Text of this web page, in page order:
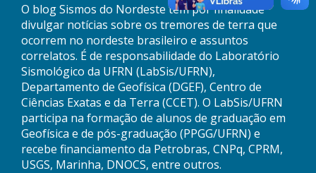
O blog Sismos do Nordeste tem por finalidade
divulgar notícias sobre os tremores de terra que
ocorrem no nordeste brasileiro e assuntos
correlatos. É de responsabilidade do Laboratório
Sismológico da UFRN (LabSis/UFRN),
Departamento de Geofísica (DGEF), Centro de
Ciências Exatas e da Terra (CCET). O LabSis/UFRN
participa na formação de alunos de graduação em
Geofísica e de pós-graduação (PPGG/UFRN) e
recebe financiamento da Petrobras, CNPq, CPRM,
USGS, Marinha, DNOCS, entre outros.